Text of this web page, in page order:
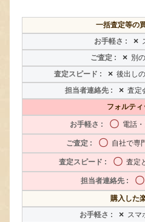
一括査定等の
×
× 別
× 後出し
× 査定
フォルテ
〇 電話
〇 自社で専
〇 査定
〇
購入した
× スマ